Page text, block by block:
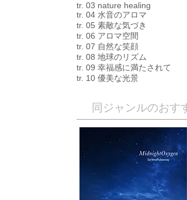
tr. 03 nature healing
tr. 04 水音のアロマ
tr. 05 素敵な気づき
tr. 06 アロマ空間
tr. 07 自然な笑顔
tr. 08 地球のリズム
tr. 09 幸福感に満たされて
tr. 10 優美な光景
同ジャンルのおす